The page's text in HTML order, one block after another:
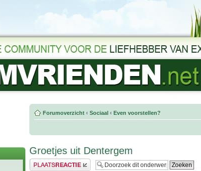
Forumoverzicht ‹ Sociaal ‹ Even voorstellen?
Groetjes uit Dentergem
Plaats een reactie